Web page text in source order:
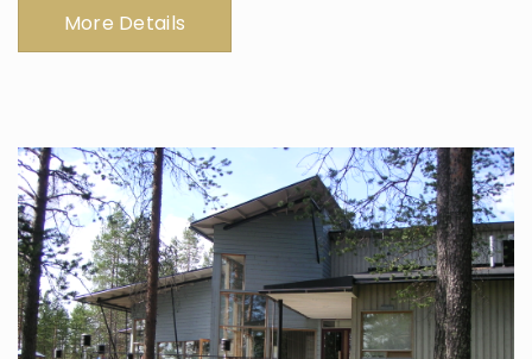
More Details